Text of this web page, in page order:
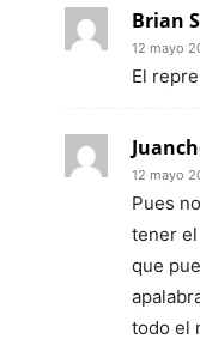
Brian
12 mayo
El
12 mayo
Pues
tener
que
todo el